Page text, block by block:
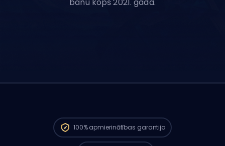
100%apmierinātības garantija
North America ir
gatavi sākt tavu pasūtījumu jau tagad. 🔥